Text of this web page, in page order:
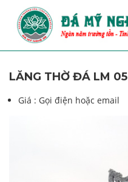
LĂNG THỜ ĐÁ LM 05
Giá : Gọi điện hoặc email